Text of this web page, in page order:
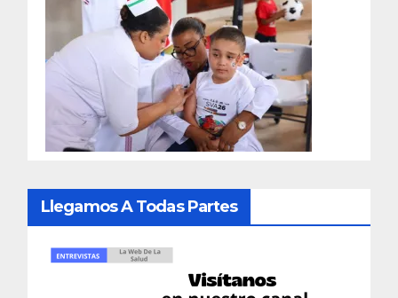
Llegamos A Todas Partes